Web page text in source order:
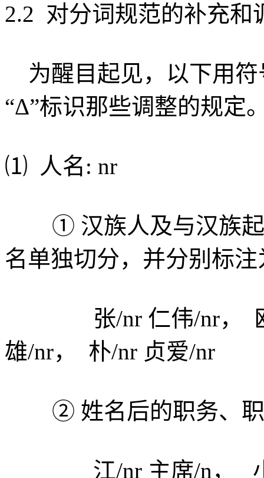
2.2 对分词规范的补充和
为醒目起见，以下用符
“Δ”标识那些调整的规定
⑴ 人名: nr
① 汉族人及与汉族起
名单独切分，并分别标注
张/nr 仁伟/nr， 欧
雄/nr， 朴/nr 贞爱/nr
② 姓名后的职务、职
江/nr 主席/n， 小